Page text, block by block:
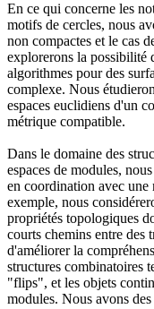
En ce qui concerne les
motifs de cercles, nous
non compactes et le cas
explorerons la possibilité
algorithmes pour des
complexe. Nous
espaces euclidiens d'un
métrique compatible.
Dans le domaine des
espaces de modules,
en coordination avec une
exemple, nous
propriétés topologiques
courts chemins entre des
d'améliorer la
structures combinatoires
"flips", et les objets
modules. Nous avons